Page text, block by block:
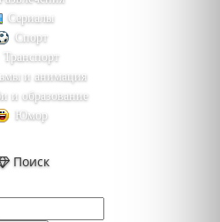
Сериалы
Спорт
Транспорт
и анимация
и образование
Юмор
Поиск